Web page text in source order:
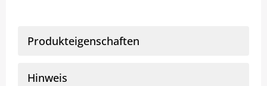
Produkteigenschaften
Hinweis